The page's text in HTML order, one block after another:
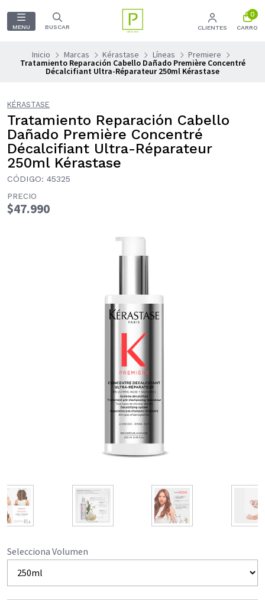
MENU BUSCAR CLIENTES
0
CARRO
Inicio Marcas Kérastase Líneas Premiere
Tratamiento Reparación Cabello Dañado Première Concentré
Décalcifiant Ultra-Réparateur 250ml Kérastase
KÉRASTASE
Tratamiento Reparación Cabello
Dañado Première Concentré
Décalcifiant Ultra-Réparateur
250ml Kérastase
CÓDIGO: 45325
PRECIO
$47.990
Selecciona Volumen